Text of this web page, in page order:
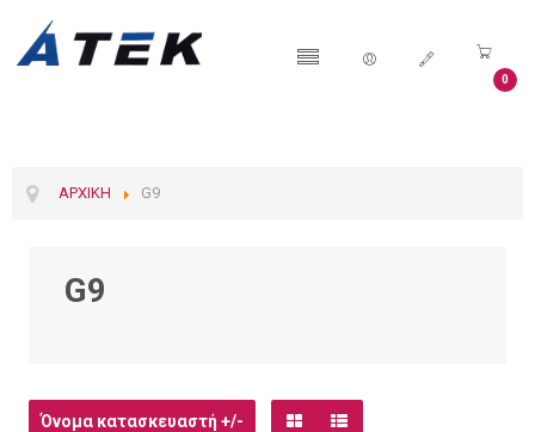
0
ΑΡΧΙΚΉ G9
G9
Όνομα κατασκευαστή +/-